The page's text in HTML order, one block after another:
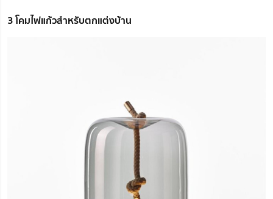
3 โคมไฟแก้วสำหรับตกแต่งบ้าน